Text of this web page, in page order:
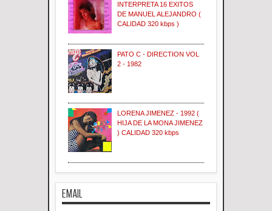
INTERPRETA 16 EXITOS
DE MANUEL ALEJANDRO (
CALIDAD 320 kbps )
PATO C - DIRECTION VOL
2 - 1982
LORENA JIMENEZ - 1992 (
HIJA DE LA MONA JIMENEZ
) CALIDAD 320 kbps
EMAIL